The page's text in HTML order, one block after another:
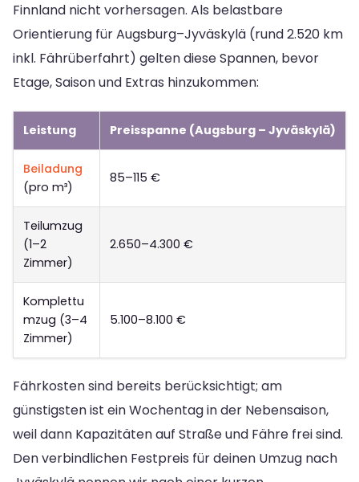
Finnland nicht vorhersagen. Als belastbare
Orientierung für Augsburg–Jyväskylä (rund 2.520 km
inkl. Fährüberfahrt) gelten diese Spannen, bevor
Etage, Saison und Extras hinzukommen:
Leistung Preisspanne (Augsburg – Jyväskylä)
Beiladung
(pro m³)
85–115 €
Teilumzug
(1–2
Zimmer)
2.650–4.300 €
Komplettu
mzug (3–4
Zimmer)
5.100–8.100 €
Fährkosten sind bereits berücksichtigt; am
günstigsten ist ein Wochentag in der Nebensaison,
weil dann Kapazitäten auf Straße und Fähre frei sind.
Den verbindlichen Festpreis für deinen Umzug nach